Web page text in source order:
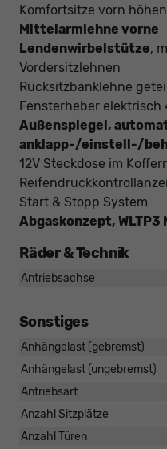
Komfortsitze vorn
Mittelarmlehne vorne
Lendenwirbelstütze,
Vordersitzlehnen
Rücksitzbanklehne
Fensterheber elektrisch
Außenspiegel,
anklapp-/einstell-/
12V Steckdose im
Start & Stopp System
Abgaskonzept, WLTP3
Räder & Technik
Antriebsachse
Sonstiges
Anhängelast (gebremst)
Anhängelast (ungebremst)
Antriebsart
Anzahl Sitzplätze
Anzahl Türen